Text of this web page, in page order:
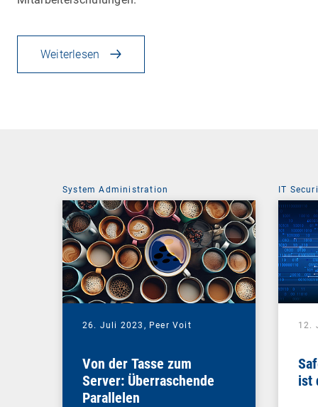
Weiterlesen
System Administration
26. Juli 2023, Peer Voit
Von der Tasse zum
Server: Überraschende
Parallelen
IT
12.
ist